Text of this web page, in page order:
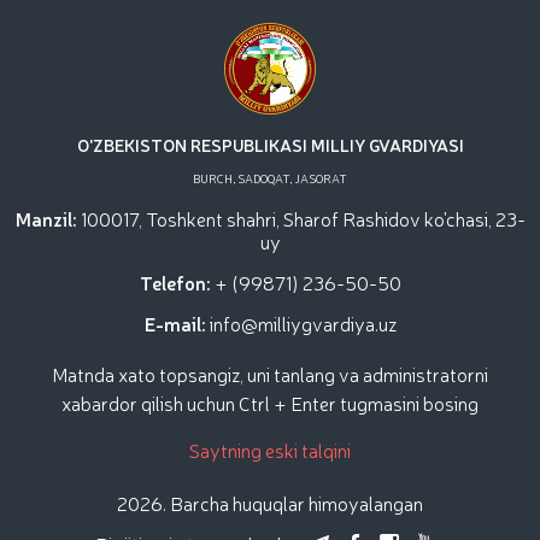
O'ZBEKISTON RESPUBLIKASI MILLIY GVARDIYASI
BURCH, SADOQAT, JASORAT
Manzil: 100017, Toshkent shahri, Sharof Rashidov ko'chasi, 23-
uy
Telefon: + (99871) 236-50-50
E-mail:info@milliygvardiya.uz
Matnda xato topsangiz, uni tanlang va administratorni
xabardor qilish uchun Ctrl + Enter tugmasini bosing
Saytning eski talqini
2026. Barcha huquqlar himoyalangan